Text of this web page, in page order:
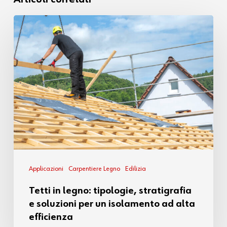
Applicazioni Carpentiere Legno Edilizia
Tetti in legno: tipologie, stratigrafia
e soluzioni per un isolamento ad alta
efficienza